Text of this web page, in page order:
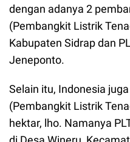
dengan adanya 2
(Pembangkit Listrik
Kabupaten Sidrap dan
Jeneponto.
Selain itu, Indonesia
(Pembangkit Listrik
hektar, lho. Namanya